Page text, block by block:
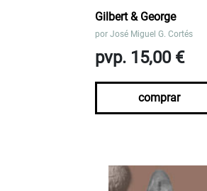
Gilbert & George
por José Miguel G. Cortés
pvp. 15,00 €
comprar